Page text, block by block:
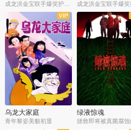
成龙洪金宝联手爆笑护美女
乌龙大家庭
青年黎姿美貌初显
绿液惊魂